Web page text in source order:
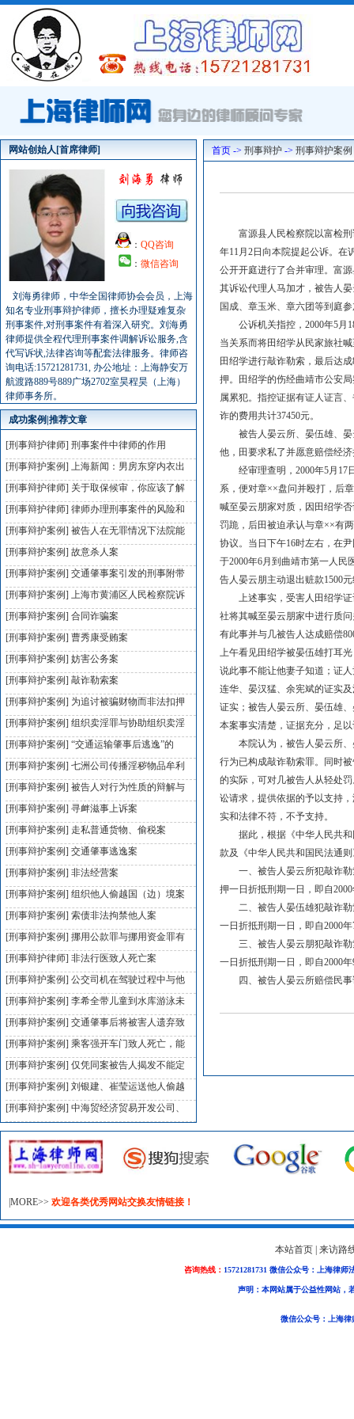
网站创始人[首席律师]
： QQ咨询
： 微信咨询
刘海勇律师，中华全国律师协会会员，上海
知名专业刑事辩护律师，擅长办理疑难复杂
刑事案件,对刑事案件有着深入研究。刘海勇
律师提供全程代理刑事案件调解诉讼服务,含
代写诉状,法律咨询等配套法律服务。律师咨
询电话:15721281731, 办公地址：上海静安万
航渡路889号889广场2702室昊程昊（上海）
律师事务所。
成功案例|推荐文章
[刑事辩护律师] 刑事案件中律师的作用
[刑事辩护案例] 上海新闻：男房东穿内衣出
[刑事辩护律师] 关于取保候审，你应该了解
[刑事辩护律师] 律师办理刑事案件的风险和
[刑事辩护案例] 被告人在无罪情况下法院能
[刑事辩护案例] 故意杀人案
[刑事辩护案例] 交通肇事案引发的刑事附带
[刑事辩护案例] 上海市黄浦区人民检察院诉
[刑事辩护案例] 合同诈骗案
[刑事辩护案例] 曹秀康受贿案
[刑事辩护案例] 妨害公务案
[刑事辩护案例] 敲诈勒索案
[刑事辩护案例] 为追讨被骗财物而非法扣押
[刑事辩护案例] 组织卖淫罪与协助组织卖淫
[刑事辩护案例] “交通运输肇事后逃逸”的
[刑事辩护案例] 七洲公司传播淫秽物品牟利
[刑事辩护案例] 被告人对行为性质的辩解与
[刑事辩护案例] 寻衅滋事上诉案
[刑事辩护案例] 走私普通货物、偷税案
[刑事辩护案例] 交通肇事逃逸案
[刑事辩护案例] 非法经营案
[刑事辩护案例] 组织他人偷越国（边）境案
[刑事辩护案例] 索债非法拘禁他人案
[刑事辩护案例] 挪用公款罪与挪用资金罪有
[刑事辩护律师] 非法行医致人死亡案
[刑事辩护案例] 公交司机在驾驶过程中与他
[刑事辩护案例] 李希全带儿童到水库游泳未
[刑事辩护案例] 交通肇事后将被害人遗弃致
[刑事辩护案例] 乘客强开车门致人死亡，能
[刑事辩护案例] 仅凭同案被告人揭发不能定
[刑事辩护案例] 刘银建、崔莹运送他人偷越
[刑事辩护案例] 中海贸经济贸易开发公司、
首页 -> 刑事辩护 -> 刑事辩护案例
富源县人民检察院以富检刑
年11月2日向本院提起公诉。在
公开开庭进行了合并审理。富
其诉讼代理人马加才，被告人
国成、章玉米、章六团等到庭
公诉机关指控，2000年5月
当关系而将田绍学从民家旅社
田绍学进行敲诈勒索，最后达
押。田绍学的伤经曲靖市公安
属累犯。指控证据有证人证言
诈的费用共计37450元。
被告人晏云所、晏伍雄、晏
他，田要求私了并愿意赔偿经
经审理查明，2000年5月17
系，便对章××盘问并殴打，后
喊至晏云朋家对质，因田绍学
罚跪，后田被迫承认与章××有
协议。当日下午16时左右，在
于2000年6月到曲靖市第一人
告人晏云朋主动退出赃款1500
上述事实，受害人田绍学证
社将其喊至晏云朋家中进行质
有此事并与几被告人达成赔偿
上午看见田绍学被晏伍雄打耳
说此事不能让他妻子知道；证
连华、晏汉猛、余宪斌的证实
证实；被告人晏云所、晏伍雄
本案事实清楚，证据充分，足
本院认为，被告人晏云所、
行为已构成敲诈勒索罪。同时
的实际，可对几被告人从轻处
讼请求，提供依据的予以支持
实和法律不符，不予支持。
据此，根据《中华人民共和
款及《中华人民共和国民法通
一、被告人晏云所犯敲诈勒
押一日折抵刑期一日，即自
二、被告人晏伍雄犯敲诈勒
一日折抵刑期一日，即自2000
三、被告人晏云朋犯敲诈勒
一日折抵刑期一日，即自2000
四、被告人晏云所赔偿民事
|MORE>> 欢迎各类优秀网站交换友情链接！
本站首页 来访路
咨询热线： 15721281731 微信公众号：上海律师
声明：本网站属于公益性网站，
微信公众号：上海